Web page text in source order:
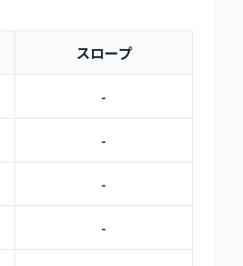
スロープ
-
-
-
-